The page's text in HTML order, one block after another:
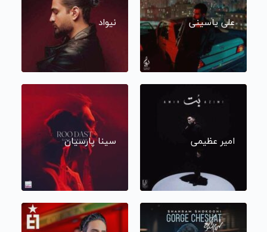
علی یاسینی نیواد
امیر عظیمی سینا پارسیان